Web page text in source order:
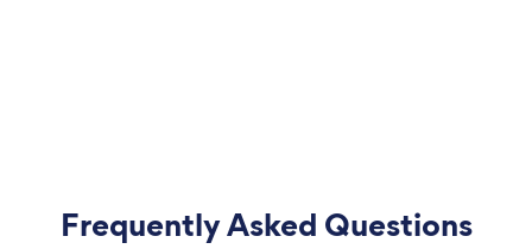
Frequently Asked Questions